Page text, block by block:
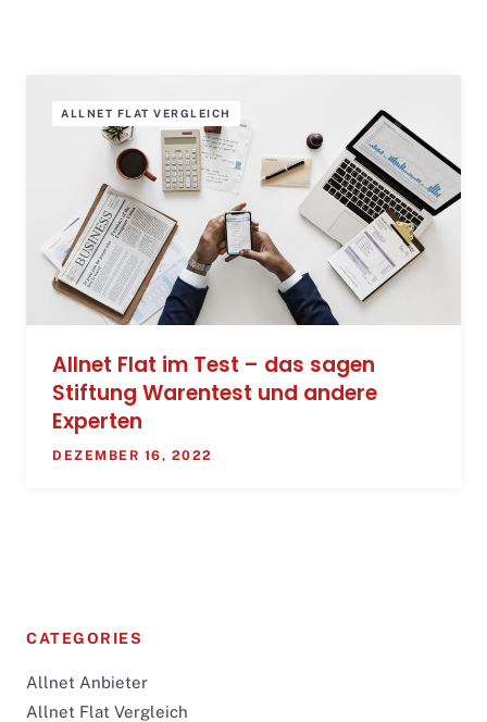
ALLNET FLAT VERGLEICH
Allnet Flat im Test – das sagen
Stiftung Warentest und andere
Experten
DEZEMBER 16, 2022
CATEGORIES
Allnet Anbieter
Allnet Flat Vergleich